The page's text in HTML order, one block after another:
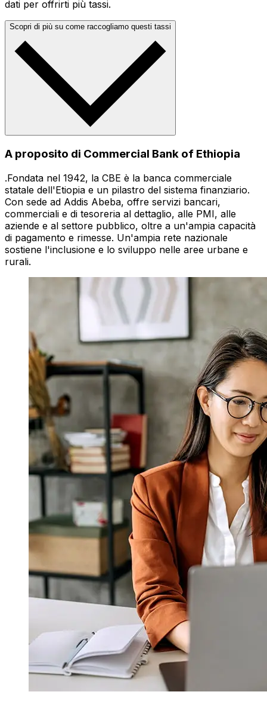
dati per offrirti più tassi.
Scopri di più su come raccogliamo questi tassi
A proposito di Commercial Bank of Ethiopia
.Fondata nel 1942, la CBE è la banca commerciale
statale dell'Etiopia e un pilastro del sistema finanziario.
Con sede ad Addis Abeba, offre servizi bancari,
commerciali e di tesoreria al dettaglio, alle PMI, alle
aziende e al settore pubblico, oltre a un'ampia capacità
di pagamento e rimesse. Un'ampia rete nazionale
sostiene l'inclusione e lo sviluppo nelle aree urbane e
rurali.